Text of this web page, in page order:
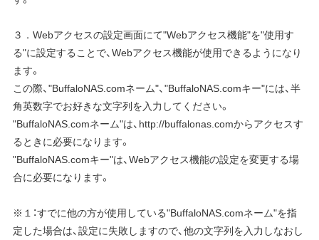
３．Webアクセスの設定画面にて"Webアクセス機能"を"使用す
る"に設定することで、Webアクセス機能が使用できるようになり
ます。
この際、"BuffaloNAS.comネーム"、"BuffaloNAS.comキー"には、半
角英数字でお好きな文字列を入力してください。
"BuffaloNAS.comネーム"は、http://buffalonas.comからアクセスす
るときに必要になります。
"BuffaloNAS.comキー"は、Webアクセス機能の設定を変更する場
合に必要になります。
※１：すでに他の方が使用している"BuffaloNAS.comネーム"を指
定した場合は、設定に失敗しますので、他の文字列を入力しなおし